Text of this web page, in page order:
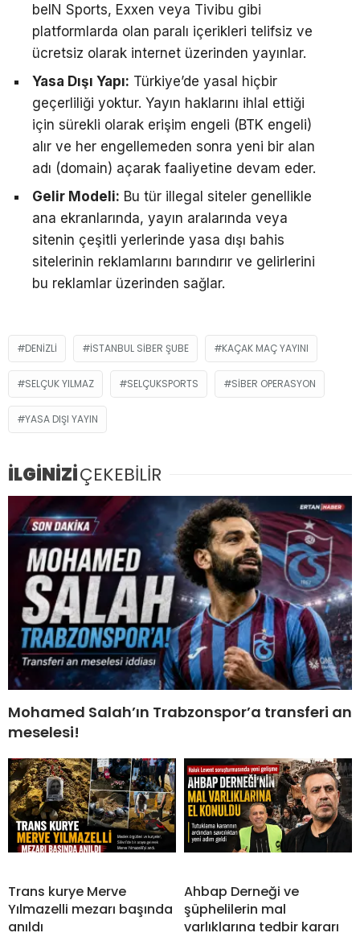
beIN Sports, Exxen veya Tivibu gibi
platformlarda olan paralı içerikleri telifsiz ve
ücretsiz olarak internet üzerinden yayınlar.
Yasa Dışı Yapı: Türkiye’de yasal hiçbir
geçerliliği yoktur. Yayın haklarını ihlal ettiği
için sürekli olarak erişim engeli (BTK engeli)
alır ve her engellemeden sonra yeni bir alan
adı (domain) açarak faaliyetine devam eder.
Gelir Modeli: Bu tür illegal siteler genellikle
ana ekranlarında, yayın aralarında veya
sitenin çeşitli yerlerinde yasa dışı bahis
sitelerinin reklamlarını barındırır ve gelirlerini
bu reklamlar üzerinden sağlar.
DENIZLI İSTANBUL SIBER ŞUBE KAÇAK MAÇ YAYINI
SELÇUK YILMAZ SELÇUKSPORTS SIBER OPERASYON
YASA DIŞI YAYIN
İLGİNİZİÇEKEBİLİR
Mohamed Salah’ın Trabzonspor’a transferi an
meselesi!
Trans kurye Merve
Yılmazelli mezarı başında
anıldı
Ahbap Derneği ve
şüphelilerin mal
varlıklarına tedbir kararı